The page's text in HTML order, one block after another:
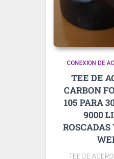
CONEXION DE
TEE DE
CARBON
105 PARA
9000
TEE DE